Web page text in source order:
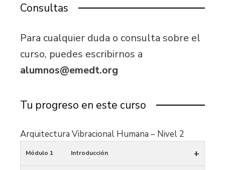
Consultas
Para cualquier duda o consulta sobre el
curso, puedes escribirnos a
alumnos@emedt.org
Tu progreso en este curso
Arquitectura Vibracional Humana – Nivel 2
Módulo 1 Introducción +